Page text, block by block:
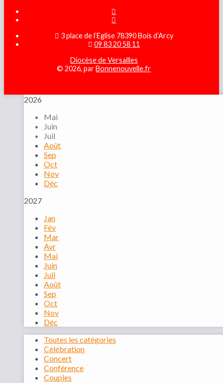
3 place de l’Eglise 78390 Bois d’Arcy
09 83 20 58 11
Diocèse de Versailles
© 2026, parBonnenouvelle.fr
2026
Mai
Juin
Juil
Août
Sep
Oct
Nov
Déc
2027
Jan
Fév
Mar
Avr
Mai
Juin
Juil
Août
Sep
Oct
Nov
Déc
Toutes les catégories
Célébration
Concert
Conférence
Couples